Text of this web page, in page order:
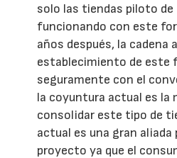
solo las tiendas piloto de
funcionando con este
años después, la cadena
establecimiento de este
seguramente con el
la coyuntura actual es la
consolidar este tipo de
actual es una gran aliada
proyecto ya que el